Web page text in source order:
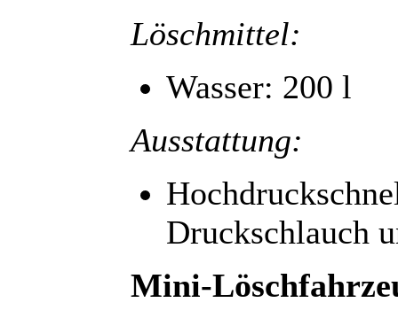
Löschmittel:
Wasser: 200 l
Ausstattung:
Druckschlauch
Mini-